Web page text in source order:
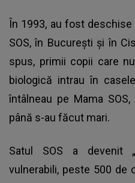
În 1993, au fost
SOS, în București și în
spus, primii copii care
biologică intrau în
întâlneau pe Mama
până s-au făcut mari.
Satul SOS a devenit
vulnerabili, peste 500 de